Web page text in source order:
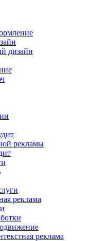
дизайн
рекламы
реклама
реклама